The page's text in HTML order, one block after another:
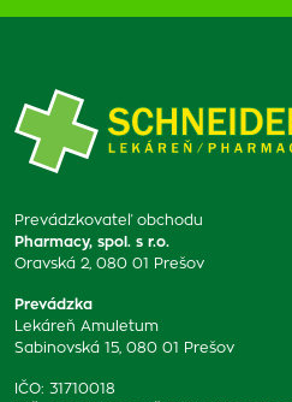
Prevádzkovateľ obchodu
Pharmacy, spol. s r.o.
Oravská 2, 080 01 Prešov
Prevádzka
Lekáreň Amuletum
Sabinovská 15, 080 01 Prešov
IČO: 31710018